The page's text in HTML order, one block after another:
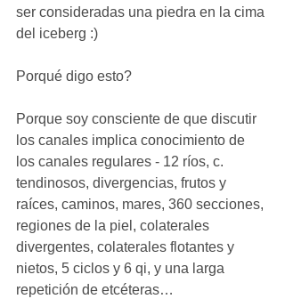
ser consideradas una piedra en la cima
del iceberg :)
Porqué digo esto?
Porque soy consciente de que discutir
los canales implica conocimiento de
los canales regulares - 12 ríos, c.
tendinosos, divergencias, frutos y
raíces, caminos, mares, 360 secciones,
regiones de la piel, colaterales
divergentes, colaterales flotantes y
nietos, 5 ciclos y 6 qi, y una larga
repetición de etcéteras…